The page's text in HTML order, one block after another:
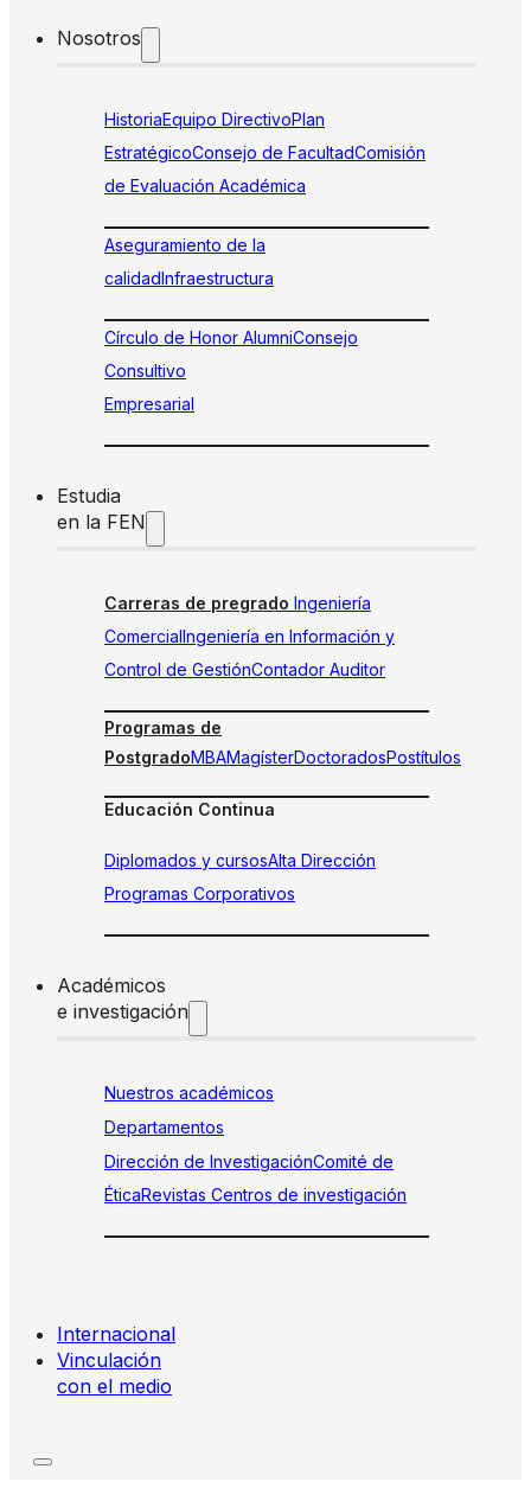
Nosotros
HistoriaEquipo DirectivoPlan
EstratégicoConsejo de FacultadComisión
de Evaluación Académica
Aseguramiento de la
calidadInfraestructura
Círculo de Honor AlumniConsejo
Consultivo
Empresarial
Estudia
en la FEN
Carreras de pregrado Ingeniería
ComercialIngeniería en Información y
Control de GestiónContador Auditor
Programas de
PostgradoMBAMagísterDoctoradosPostítulos
Educación Continua
Diplomados y cursosAlta Dirección
Programas Corporativos
Académicos
e investigación
Nuestros académicos
Departamentos
Dirección de InvestigaciónComité de
ÉticaRevistas Centros de investigación
Internacional
Vinculación
con el medio